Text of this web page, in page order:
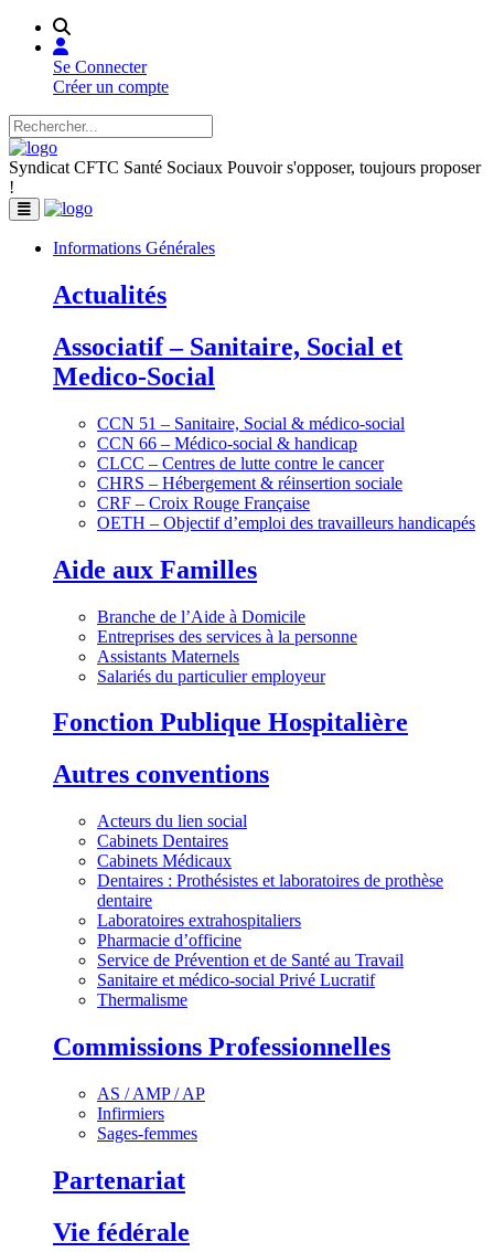
Se Connecter
Créer un compte
Syndicat CFTC Santé Sociaux Pouvoir s'opposer, toujours proposer
!
Informations Générales
Actualités
Associatif – Sanitaire, Social et
Medico-Social
CCN 51 – Sanitaire, Social & médico-social
CCN 66 – Médico-social & handicap
CLCC – Centres de lutte contre le cancer
CHRS – Hébergement & réinsertion sociale
CRF – Croix Rouge Française
OETH – Objectif d’emploi des travailleurs handicapés
Aide aux Familles
Branche de l’Aide à Domicile
Entreprises des services à la personne
Assistants Maternels
Salariés du particulier employeur
Fonction Publique Hospitalière
Autres conventions
Acteurs du lien social
Cabinets Dentaires
Cabinets Médicaux
Dentaires : Prothésistes et laboratoires de prothèse
dentaire
Laboratoires extrahospitaliers
Pharmacie d’officine
Service de Prévention et de Santé au Travail
Sanitaire et médico-social Privé Lucratif
Thermalisme
Commissions Professionnelles
AS / AMP / AP
Infirmiers
Sages-femmes
Partenariat
Vie fédérale